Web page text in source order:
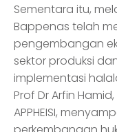
Sementara itu,
Bappenas telah
pengembangan
sektor produksi
implementasi
Prof Dr Arfin
APPHEISI,